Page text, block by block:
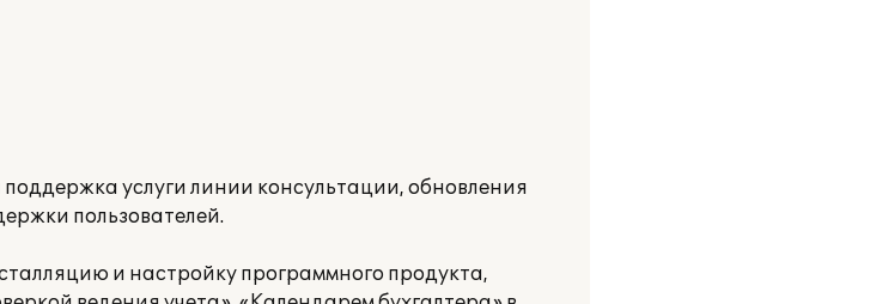
услуги линии консультации, обновления
пользователей.
и настройку программного продукта,